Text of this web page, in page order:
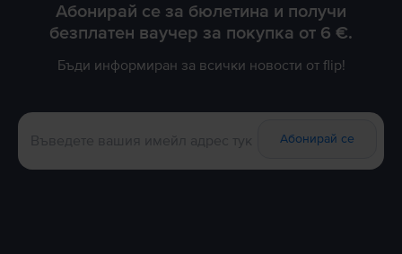
Абонирай се за бюлетина и получи
безплатен ваучер за покупка от 6 €.
Бъди информиран за всички новости от flip!
Абонирай се